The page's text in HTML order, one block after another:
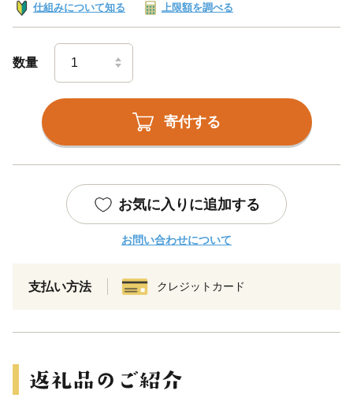
仕組みについて知る 上限額を調べる
数量
寄付する
お気に入りに追加する
お問い合わせについて
支払い方法 クレジットカード